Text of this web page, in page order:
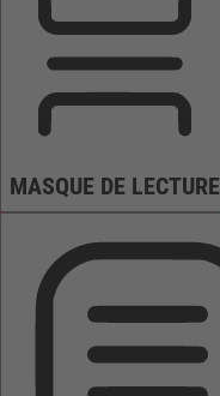
MASQUE DE LECTURE